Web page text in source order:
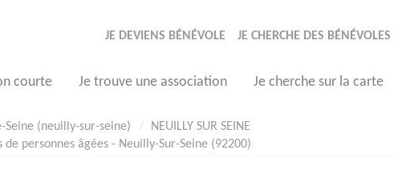
JE DEVIENS BÉNÉVOLE JE CHERCHE DES BÉNÉVOLES
courte Je trouve une association Je cherche sur la carte
Seine (neuilly-sur-seine)
NEUILLY SUR SEINE
personnes âgées - Neuilly-Sur-Seine (92200)